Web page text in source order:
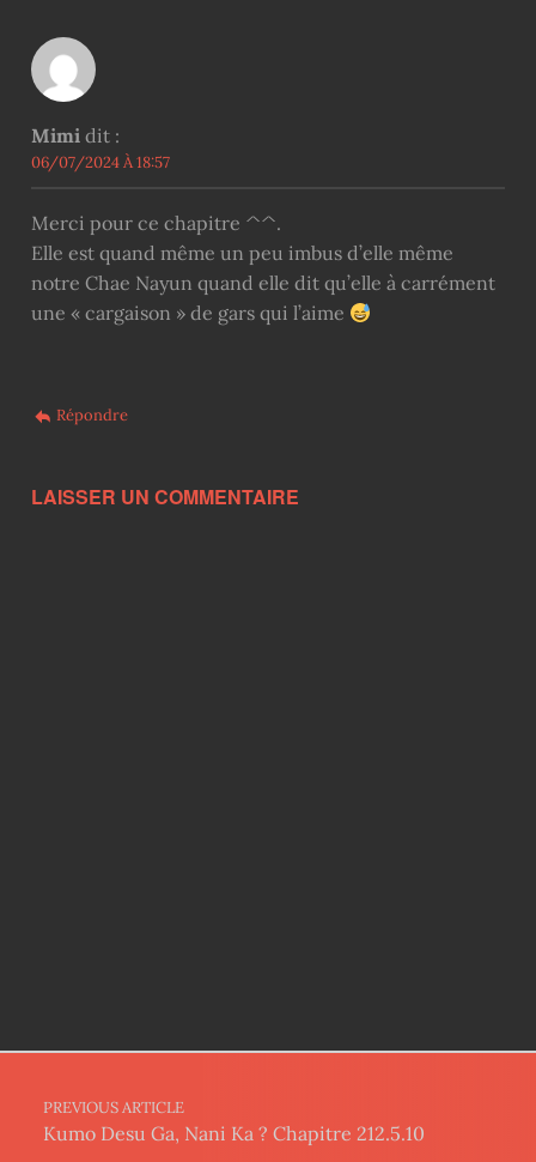
Mimi dit :
06/07/2024 À 18:57
Merci pour ce chapitre ^^.
Elle est quand même un peu imbus d’elle même
notre Chae Nayun quand elle dit qu’elle à carrément
une « cargaison » de gars qui l’aime
Répondre
LAISSER UN COMMENTAIRE
Post navigation
PREVIOUS ARTICLE
Kumo Desu Ga, Nani Ka ? Chapitre 212.5.10